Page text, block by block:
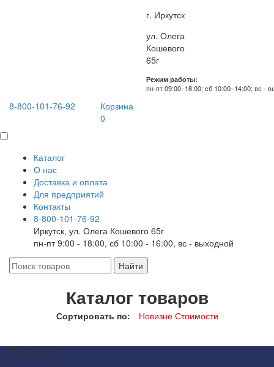
г. Иркутск
ул. Олега
Кошевого
65г
Режим работы:
пн-пт 09:00–18:00; сб 10:00–14:00; вс -
8-800-101-76-92
Корзина
0
Каталог
О нас
Доставка и оплата
Для предприятий
Контакты
8-800-101-76-92
Иркутск, ул. Олега Кошевого 65г
пн-пт 9:00 - 18:00, сб 10:00 - 16:00, вс - выходной
Каталог товаров
Сортировать по: Новизне Стоимости
Категории